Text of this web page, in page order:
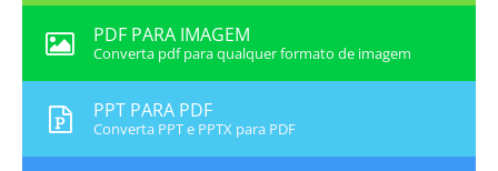
PDF PARA IMAGEM
Converta pdf para qualquer formato de imagem
PPT PARA PDF
Converta PPT e PPTX para PDF